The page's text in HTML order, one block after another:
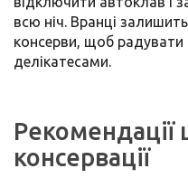
всю ніч. Вранці
консерви, щоб радувати
делікатесами.
Рекомендації
консервації